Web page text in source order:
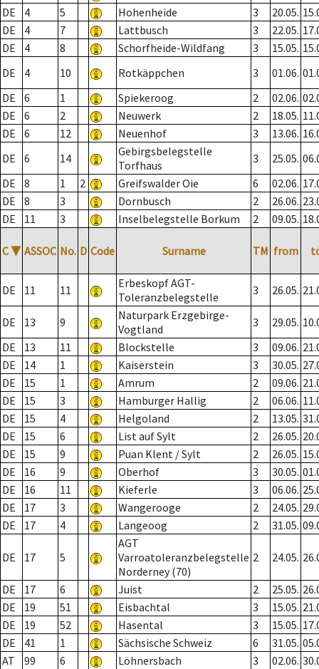
DE
4 5 Hohenheide 3 20.05.
DE
4 7 Lattbusch 3 22.05.
DE
4 8 Schorfheide-Wildfang 3 15.05.
DE
4 10 Rotkäppchen 3 01.06.
DE
6 1 Spiekeroog 2 02.06.
DE
6 2 Neuwerk 2 18.05.
DE
6 12 Neuenhof 3 13.06.
DE
6 14
Gebirgsbelegstelle
Torfhaus
3 25.05.
DE
8 1 2 Greifswalder Oie 6 02.06.
DE
8 3 Dornbusch 2 26.06.
DE
11 3 Inselbelegstelle Borkum 2 09.05.
C ▼ ASSOC No. D Code Surname TM from
DE 11 11
Erbeskopf AGT-
Toleranzbelegstelle
3 26.05.
DE 13 9
Naturpark Erzgebirge-
Vogtland
3 29.05.
DE
13 11 Blockstelle 3 09.06.
DE
14 1 Kaiserstein 3 30.05.
DE
15 1 Amrum 2 09.06.
DE
15 3 Hamburger Hallig 2 06.06.
DE
15 4 Helgoland 2 13.05.
DE
15 6 List auf Sylt 2 26.05.
DE
15 9 Puan Klent / Sylt 2 26.05.
DE
16 9 Oberhof 3 30.05.
DE
16 11 Kieferle 3 06.06.
DE
17 3 Wangerooge 2 24.05.
DE
17 4 Langeoog 2 31.05.
DE 17 5
AGT
Varroatoleranzbelegstelle
Norderney (70)
2 24.05.
DE 17 6 Juist 2 25.05.
DE
19 51 Eisbachtal 3 15.05.
DE
19 52 Hasental 3 15.05.
DE
41 1 Sächsische Schweiz 6 31.05.
AT
99 6 Löhnersbach 3 02.06.